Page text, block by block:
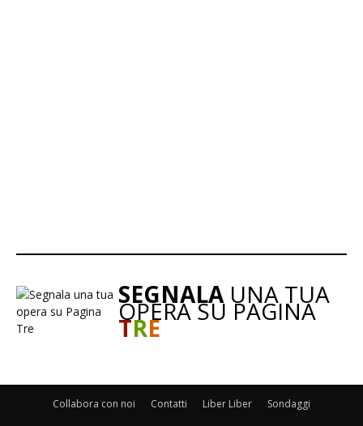
SEGNALAUNA TUA
OPERA SU PAGINA
TRE
Collabora con noi Contatti Liber Liber Sondaggi